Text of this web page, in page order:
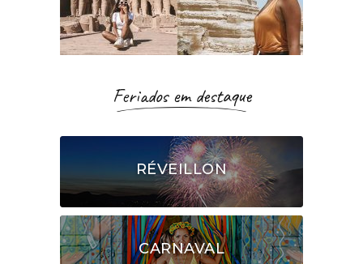
Feriados em destaque
RÉVEILLON
CARNAVAL